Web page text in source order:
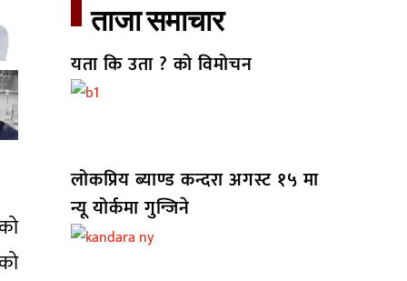
ताजा समाचार​
यता कि उता ? को विमोचन
लोकप्रिय ब्याण्ड कन्दरा अगस्ट १५ मा
न्यू योर्कमा गुन्जिने